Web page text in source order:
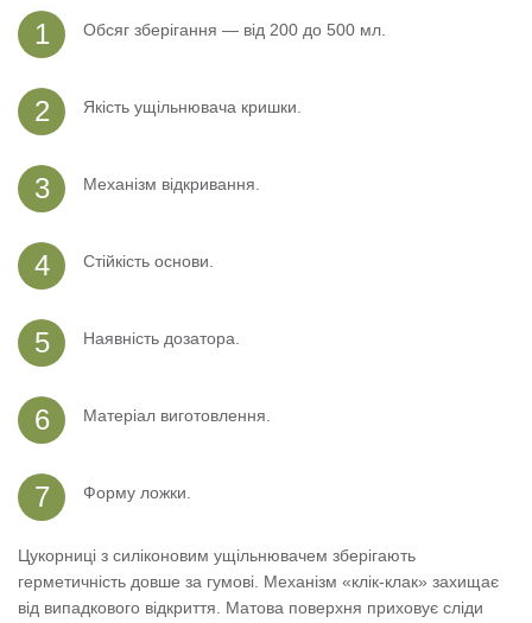
Обсяг зберігання — від 200 до 500 мл.
Якість ущільнювача кришки.
Механізм відкривання.
Стійкість основи.
Наявність дозатора.
Матеріал виготовлення.
Форму ложки.
Цукорниці з силіконовим ущільнювачем зберігають
герметичність довше за гумові. Механізм «клік-клак» захищає
від випадкового відкриття. Матова поверхня приховує сліди